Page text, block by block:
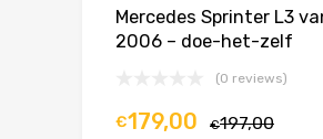
Mercedes Sprinter L3
2006 – doe-het-zelf
(0 reviews)
€197,00
€179,00